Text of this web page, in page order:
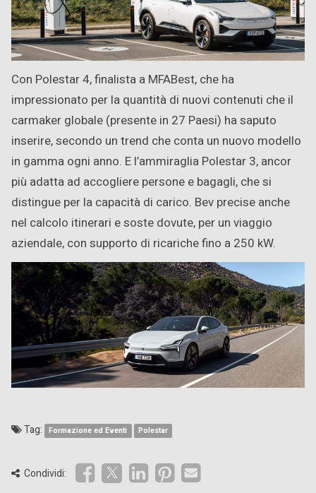
Con Polestar 4, finalista a MFABest, che ha
impressionato per la quantità di nuovi contenuti che il
carmaker globale (presente in 27 Paesi) ha saputo
inserire, secondo un trend che conta un nuovo modello
in gamma ogni anno. E l’ammiraglia Polestar 3, ancor
più adatta ad accogliere persone e bagagli, che si
distingue per la capacità di carico. Bev precise anche
nel calcolo itinerari e soste dovute, per un viaggio
aziendale, con supporto di ricariche fino a 250 kW.
Tag: Formazione ed Eventi Polestar
Condividi: